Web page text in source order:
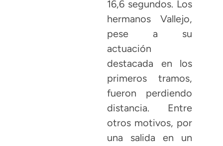
16,6 segundos. Los
hermanos Vallejo,
pese a su
actuación
destacada en los
primeros tramos,
fueron perdiendo
distancia. Entre
otros motivos, por
una salida en un